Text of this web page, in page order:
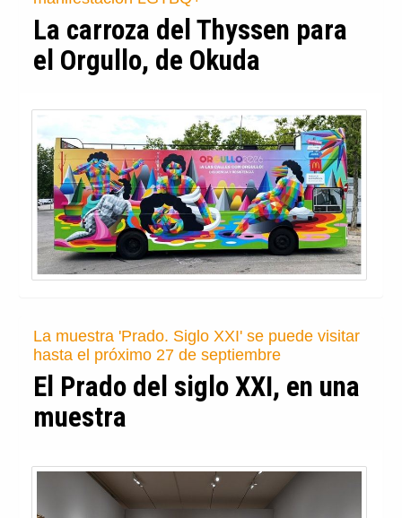
La carroza del Thyssen para
el Orgullo, de Okuda
La muestra 'Prado. Siglo XXI' se puede visitar
hasta el próximo 27 de septiembre
El Prado del siglo XXI, en una
muestra